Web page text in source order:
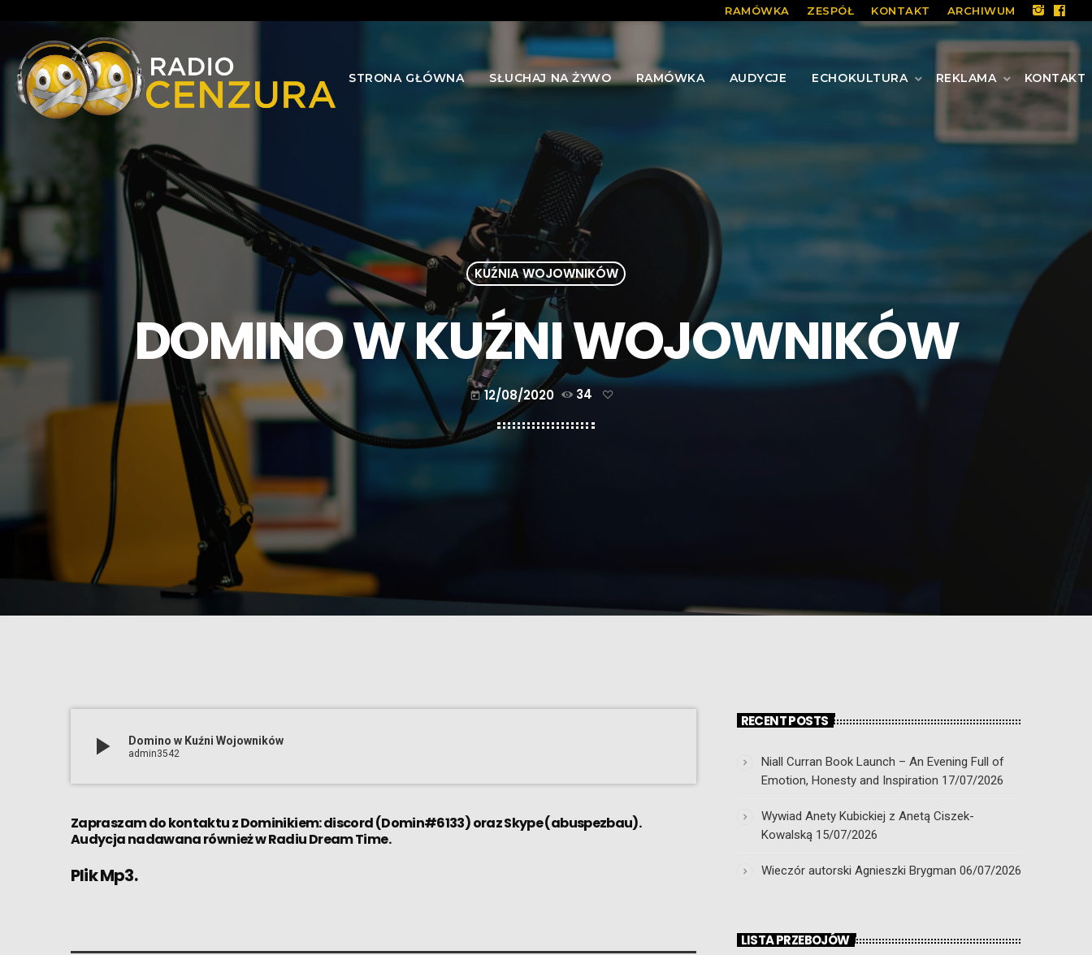
RAMÓWKA ZESPÓŁ KONTAKT ARCHIWUM
STRONA GŁÓWNA SŁUCHAJ NA ŻYWO RAMÓWKA AUDYCJE ECHOKULTURA REKLAMA KONTAKT
KUŹNIA WOJOWNIKÓW
DOMINO W KUŹNI WOJOWNIKÓW
today 12/08/2020 34
play_arrow Domino w Kuźni Wojowników
admin3542
Zapraszam do kontaktu z Dominikiem: discord (Domin#6133) oraz Skype (abuspezbau).
Audycja nadawana również wRadiu Dream Time.
Plik Mp3.
RECENT POSTS
Niall Curran Book Launch – An Evening Full of
Emotion, Honesty and Inspiration 17/07/2026
Wywiad Anety Kubickiej z Anetą Ciszek-
Kowalską 15/07/2026
Wieczór autorski Agnieszki Brygman 06/07/2026
LISTA PRZEBOJÓW